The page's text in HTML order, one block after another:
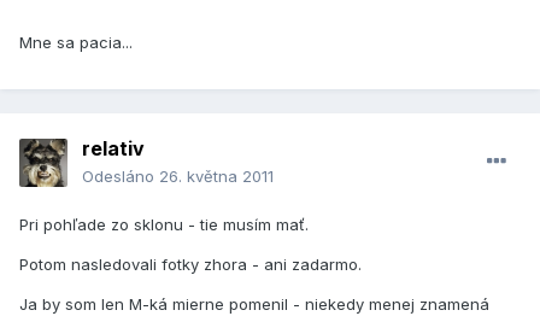
Mne sa pacia...
relativ
Odesláno 26. května 2011
Pri pohľade zo sklonu - tie musím mať.
Potom nasledovali fotky zhora - ani zadarmo.
Ja by som len M-ká mierne pomenil - niekedy menej znamená